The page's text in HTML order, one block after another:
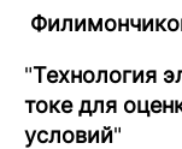
"Технология
токе для
условий"